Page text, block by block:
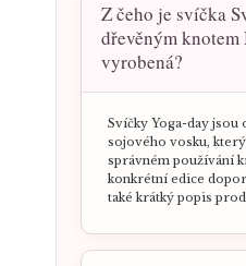
Z čeho je svíčka
dřevěným knotem
vyrobená?
Svíčky Yoga-day jsou
sojového vosku,
správném používání
konkrétní edice
také krátký popis